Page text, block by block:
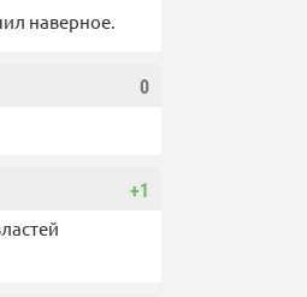
наверное.
0
+1